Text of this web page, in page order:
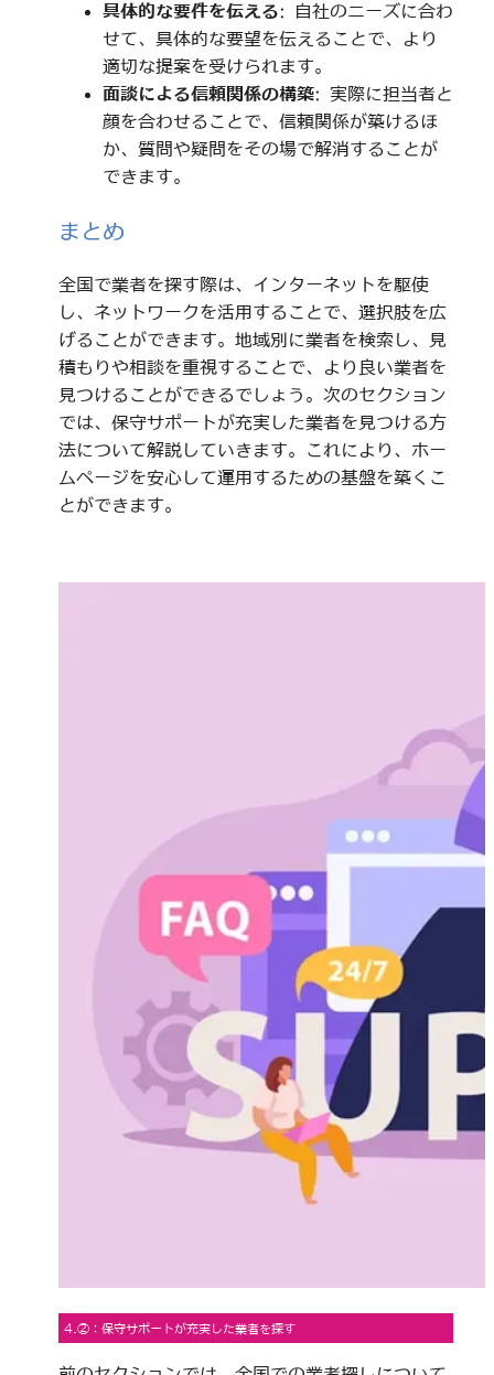
具体的な要件を伝える: 自社のニーズに合わ
せて、具体的な要望を伝えることで、より
適切な提案を受けられます。
面談による信頼関係の構築: 実際に担当者と
顔を合わせることで、信頼関係が築けるほ
か、質問や疑問をその場で解消することが
できます。
まとめ
全国で業者を探す際は、インターネットを駆使
し、ネットワークを活用することで、選択肢を広
げることができます。地域別に業者を検索し、見
積もりや相談を重視することで、より良い業者を
見つけることができるでしょう。次のセクション
では、保守サポートが充実した業者を見つける方
法について解説していきます。これにより、ホー
ムページを安心して運用するための基盤を築くこ
とができます。
4.②：保守サポートが充実した業者を探す